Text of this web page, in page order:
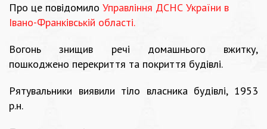
Про це повідомило Управління ДСНС України в
Івано-Франківській області.
Вогонь знищив речі домашнього вжитку,
пошкоджено перекриття та покриття будівлі.
Рятувальники виявили тіло власника будівлі, 1953
р.н.